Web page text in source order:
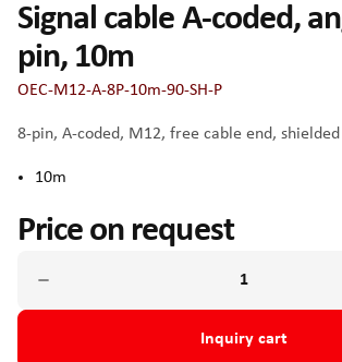
Signal cable A-coded,
pin, 10m
OEC-M12-A-8P-10m-90-SH-P
8-pin, A-coded, M12, free cable end, shielded
10m
Price on request
Inquiry cart